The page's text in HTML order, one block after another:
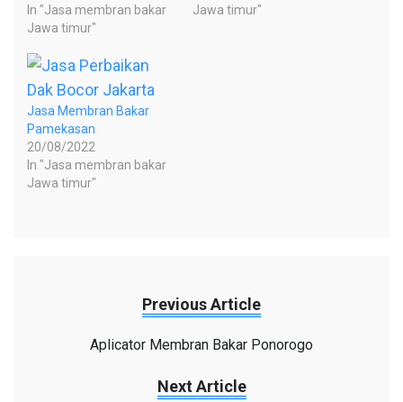
In "Jasa membran bakar
Jawa timur"
Jawa timur"
Jasa Membran Bakar
Pamekasan
20/08/2022
In "Jasa membran bakar
Jawa timur"
Previous Article
Aplicator Membran Bakar Ponorogo
Next Article